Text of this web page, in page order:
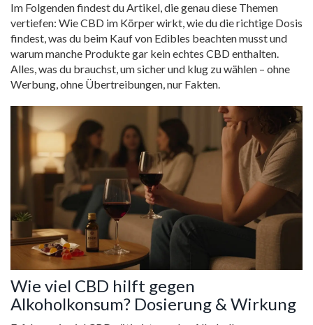
Im Folgenden findest du Artikel, die genau diese Themen
vertiefen: Wie CBD im Körper wirkt, wie du die richtige Dosis
findest, was du beim Kauf von Edibles beachten musst und
warum manche Produkte gar kein echtes CBD enthalten.
Alles, was du brauchst, um sicher und klug zu wählen – ohne
Werbung, ohne Übertreibungen, nur Fakten.
Wie viel CBD hilft gegen
Alkoholkonsum? Dosierung & Wirkung